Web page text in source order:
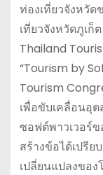
ท่องเที่ยวจังหวั
เที่ยวจังหวัดภูเ
Thailand
“Tourism by
Tourism
เพื่อขับเคลื่อนอุ
ซอฟต์พาวเวอร์
สร้างข้อได้เปรี
เปลี่ยนแปลงขอ